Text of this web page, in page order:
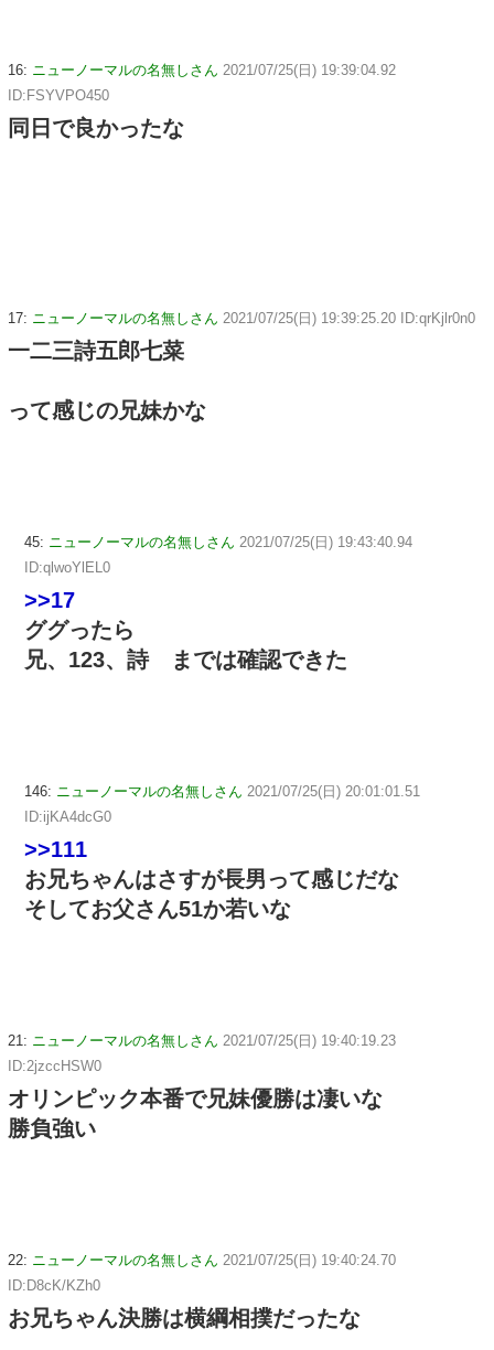
16: ニューノーマルの名無しさん 2021/07/25(日) 19:39:04.92
ID:FSYVPO450
同日で良かったな
17: ニューノーマルの名無しさん 2021/07/25(日) 19:39:25.20 ID:qrKjlr0n0
一二三詩五郎七菜
って感じの兄妹かな
45: ニューノーマルの名無しさん 2021/07/25(日) 19:43:40.94
ID:qlwoYlEL0
>>17
ググったら
兄、123、詩 までは確認できた
146: ニューノーマルの名無しさん 2021/07/25(日) 20:01:01.51
ID:ijKA4dcG0
>>111
お兄ちゃんはさすが長男って感じだな
そしてお父さん51か若いな
21: ニューノーマルの名無しさん 2021/07/25(日) 19:40:19.23
ID:2jzccHSW0
オリンピック本番で兄妹優勝は凄いな
勝負強い
22: ニューノーマルの名無しさん 2021/07/25(日) 19:40:24.70
ID:D8cK/KZh0
お兄ちゃん決勝は横綱相撲だったな